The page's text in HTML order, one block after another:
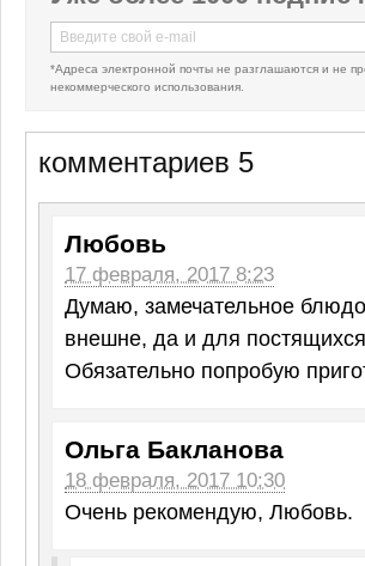
*Адреса электронной почты не разглашаются и не
некоммерческого использования.
комментариев 5
Любовь
17 февраля, 2017 8:23
Думаю, замечательное
внешне, да и для
Обязательно попробую
Ольга Бакланова
18 февраля, 2017 10:30
Очень рекомендую, Любовь.